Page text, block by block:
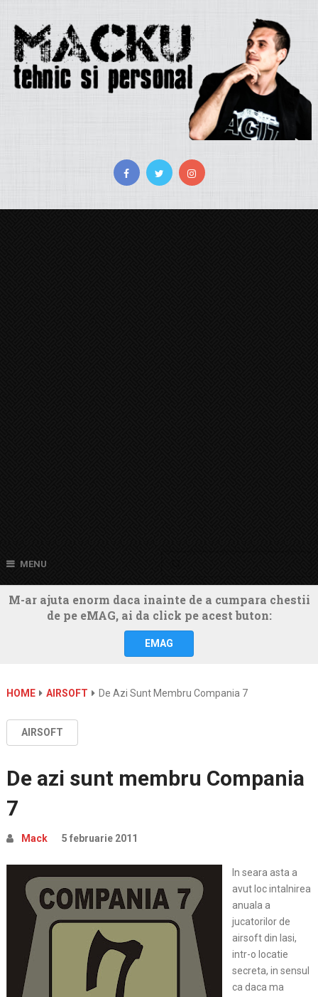
MENU
M-ar ajuta enorm daca inainte de a cumpara chestii
de pe eMAG, ai da click pe acest buton:
EMAG
HOME AIRSOFT De Azi Sunt Membru Compania 7
AIRSOFT
De azi sunt membru Compania
7
Mack 5 februarie 2011
In seara asta a
avut loc intalnirea
anuala a
jucatorilor de
airsoft din Iasi,
intr-o locatie
secreta, in sensul
ca daca ma